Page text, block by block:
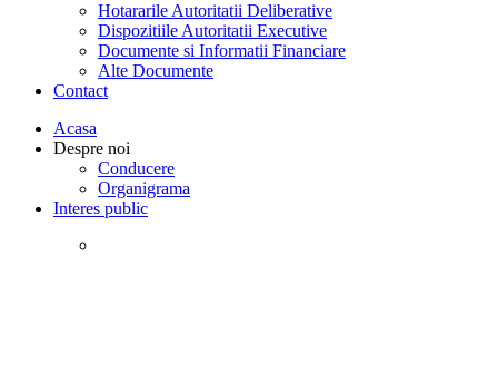
Hotararile Autoritatii Deliberative
Dispozitiile Autoritatii Executive
Documente si Informatii Financiare
Alte Documente
Contact
Acasa
Despre noi
Conducere
Organigrama
Interes public